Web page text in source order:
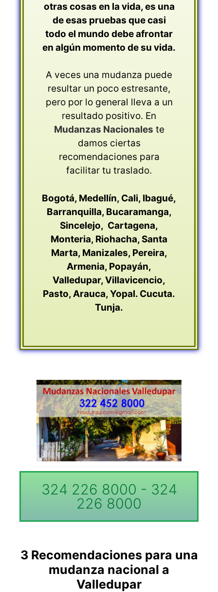
otras cosas en la vida, es una
de esas pruebas que casi
todo el mundo debe afrontar
en algún momento de su vida.
A veces una mudanza puede
resultar un poco estresante,
pero por lo general lleva a un
resultado positivo. En
Mudanzas Nacionales te
damos ciertas
recomendaciones para
facilitar tu traslado.
Bogotá, Medellín, Cali, Ibagué,
Barranquilla, Bucaramanga,
Sincelejo, Cartagena,
Monteria, Riohacha, Santa
Marta, Manizales, Pereira,
Armenia, Popayán,
Valledupar,Villavicencio,
Pasto,Arauca,Yopal. Cucuta.
Tunja.
324 226 8000 - 324
226 8000
3 Recomendaciones para una
mudanza nacional a
Valledupar